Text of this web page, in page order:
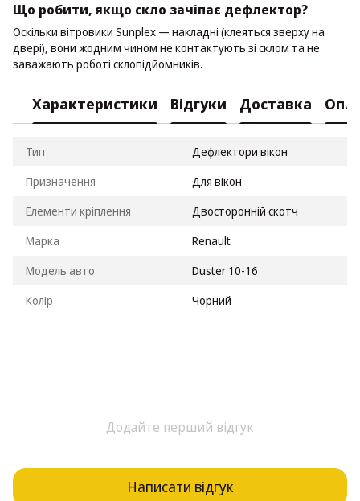
Що робити, якщо скло зачіпає дефлектор?
Оскільки вітровики Sunplex — накладні (клеяться зверху на
двері), вони жодним чином не контактують зі склом та не
заважають роботі склопідйомників.
Характеристики Відгуки Доставка
Тип
Дефлектори вікон
Призначення
Для вікон
Елементи кріплення
Двосторонній скотч
Марка
Renault
Модель авто
Duster 10-16
Колір
Чорний
Додайте перший відгук
Написати відгук